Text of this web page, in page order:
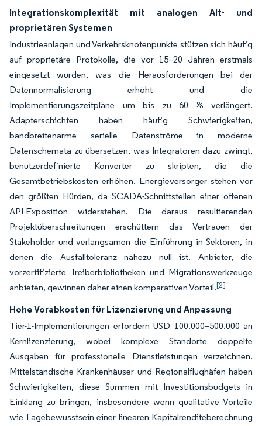
Integrationskomplexität mit analogen Alt- und
proprietären Systemen
Industrieanlagen und Verkehrsknotenpunkte stützen sich häufig
auf proprietäre Protokolle, die vor 15–20 Jahren erstmals
eingesetzt wurden, was die Herausforderungen bei der
Datennormalisierung erhöht und die
Implementierungszeitpläne um bis zu 60 % verlängert.
Adapterschichten haben häufig Schwierigkeiten,
bandbreitenarme serielle Datenströme in moderne
Datenschemata zu übersetzen, was Integratoren dazu zwingt,
benutzerdefinierte Konverter zu skripten, die die
Gesamtbetriebskosten erhöhen. Energieversorger stehen vor
den größten Hürden, da SCADA-Schnittstellen einer offenen
API-Exposition widerstehen. Die daraus resultierenden
Projektüberschreitungen erschüttern das Vertrauen der
Stakeholder und verlangsamen die Einführung in Sektoren, in
denen die Ausfalltoleranz nahezu null ist. Anbieter, die
vorzertifizierte Treiberbibliotheken und Migrationswerkzeuge
anbieten, gewinnen daher einen komparativen Vorteil.[2]
Hohe Vorabkosten für Lizenzierung und Anpassung
Tier-1-Implementierungen erfordern USD 100.000–500.000 an
Kernlizenzierung, wobei komplexe Standorte doppelte
Ausgaben für professionelle Dienstleistungen verzeichnen.
Mittelständische Krankenhäuser und Regionalflughäfen haben
Schwierigkeiten, diese Summen mit Investitionsbudgets in
Einklang zu bringen, insbesondere wenn qualitative Vorteile
wie Lagebewusstsein einer linearen Kapitalrenditeberechnung